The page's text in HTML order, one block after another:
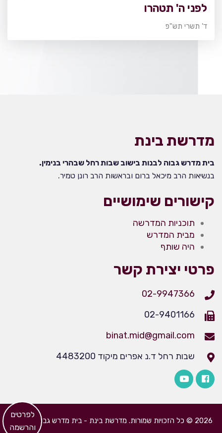
לפני ה' תטהרו
ד' תשרי תש"פ
מדרשת בינת
בית מדרש גבוה לבנות בישוב שבות רחל שבהרי בנימין.
בנשיאות הרב מיכאל ברום ובראשות הרב רונן טמיר.
קישורים שימושיים
תוכניות המדרשה
מבית המדרש
היה שותף
פרטי יצירת קשר
02-9947366
02-9401166
binat.mid@gmail.com
שבות רחל ד.נ אפרים מיקוד 4483200
2026 © כל הזכויות שמורות. מדרשת בינת - בית מדרש גבוה לבנות
​לפרטים
והרשמה